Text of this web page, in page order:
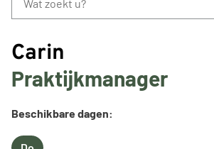
Carin
Praktijkmanager
Beschikbare dagen: